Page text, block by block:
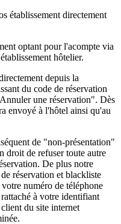
établissement directement
optant pour l'acompte via
hôtelier.
depuis la
du code de réservation
une réservation". Dès
envoyé à l'hôtel ainsi qu'au
de "non-présentation"
droit de refuser toute autre
De plus notre
réservation et blackliste
numéro de téléphone
à votre identifiant
du site internet